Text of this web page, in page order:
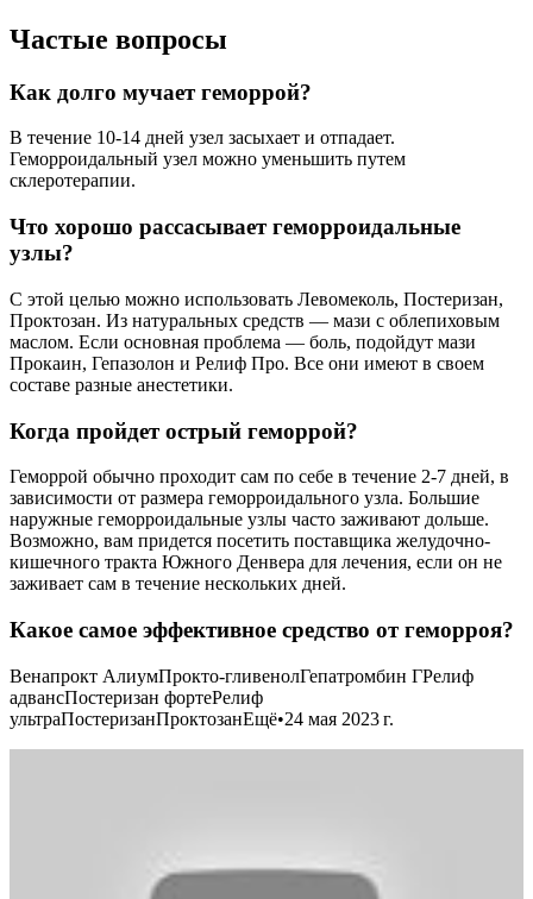
Частые вопросы
Как долго мучает геморрой?
В течение 10-14 дней узел засыхает и отпадает.
Геморроидальный узел можно уменьшить путем
склеротерапии.
Что хорошо рассасывает геморроидальные
узлы?
С этой целью можно использовать Левомеколь, Постеризан,
Проктозан. Из натуральных средств — мази с облепиховым
маслом. Если основная проблема — боль, подойдут мази
Прокаин, Гепазолон и Релиф Про. Все они имеют в своем
составе разные анестетики.
Когда пройдет острый геморрой?
Геморрой обычно проходит сам по себе в течение 2-7 дней, в
зависимости от размера геморроидального узла. Большие
наружные геморроидальные узлы часто заживают дольше.
Возможно, вам придется посетить поставщика желудочно-
кишечного тракта Южного Денвера для лечения, если он не
заживает сам в течение нескольких дней.
Какое самое эффективное средство от геморроя?
Венапрокт АлиумПрокто-гливенолГепатромбин ГРелиф
адвансПостеризан фортеРелиф
ультраПостеризанПроктозанЕщё•24 мая 2023 г.